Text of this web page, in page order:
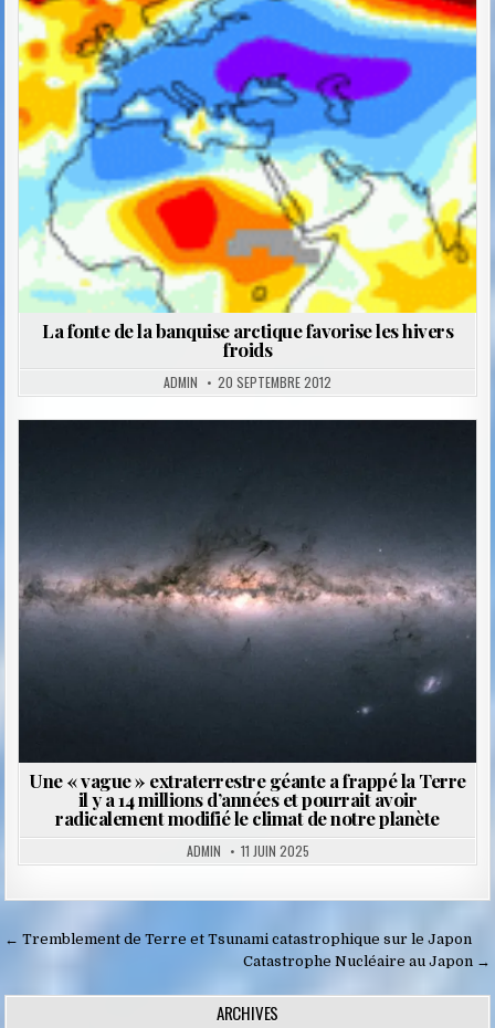
La fonte de la banquise arctique favorise les hivers
froids
ADMIN 20 SEPTEMBRE 2012
Une « vague » extraterrestre géante a frappé la Terre
il y a 14 millions d’années et pourrait avoir
radicalement modifié le climat de notre planète
ADMIN 11 JUIN 2025
Navigation
l’article
← Tremblement de Terre et Tsunami catastrophique sur le Japon
Catastrophe Nucléaire au Japon →
ARCHIVES